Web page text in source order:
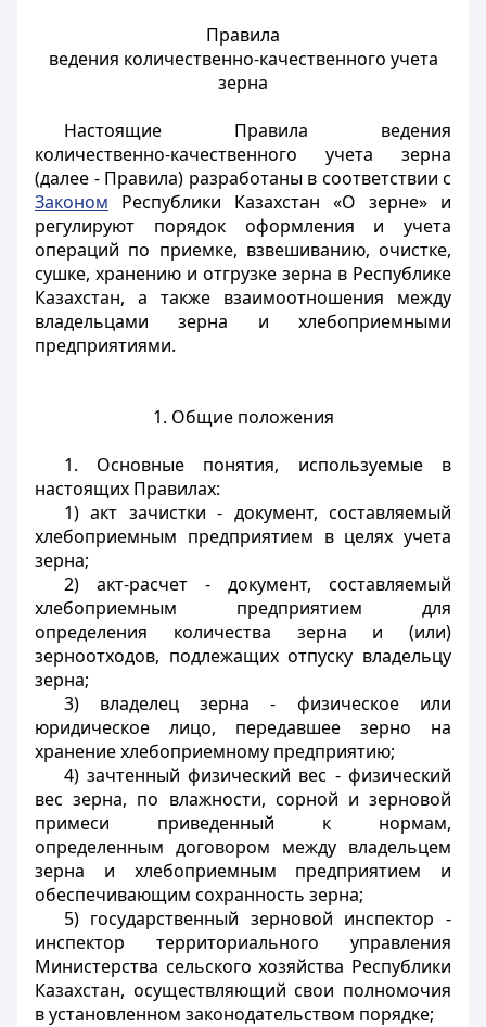
Правила
ведения количественно-качественного учета
зерна
Настоящие Правила ведения
количественно-качественного учета зерна
(далее - Правила) разработаны в соответствии с
Законом Республики Казахстан «О зерне» и
регулируют порядок оформления и учета
операций по приемке, взвешиванию, очистке,
сушке, хранению и отгрузке зерна в Республике
Казахстан, а также взаимоотношения между
владельцами зерна и хлебоприемными
предприятиями.
1. Общие положения
1. Основные понятия, используемые в
настоящих Правилах:
1) акт зачистки - документ, составляемый
хлебоприемным предприятием в целях учета
зерна;
2) акт-расчет - документ, составляемый
хлебоприемным предприятием для
определения количества зерна и (или)
зерноотходов, подлежащих отпуску владельцу
зерна;
3) владелец зерна - физическое или
юридическое лицо, передавшее зерно на
хранение хлебоприемному предприятию;
4) зачтенный физический вес - физический
вес зерна, по влажности, сорной и зерновой
примеси приведенный к нормам,
определенным договором между владельцем
зерна и хлебоприемным предприятием и
обеспечивающим сохранность зерна;
5) государственный зерновой инспектор -
инспектор территориального управления
Министерства сельского хозяйства Республики
Казахстан, осуществляющий свои полномочия
в установленном законодательством порядке;